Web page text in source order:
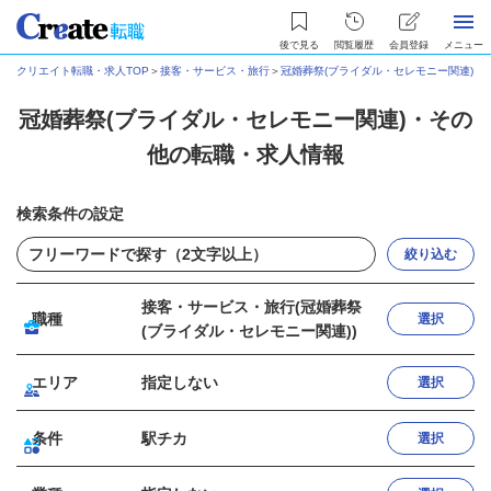
後で見る 閲覧履歴 会員登録 メニュー
クリエイト転職・求人TOP ＞接客・サービス・旅行＞冠婚葬祭(ブライダル・セレモニー関連)
冠婚葬祭(ブライダル・セレモニー関連)・その
他の転職・求人情報
検索条件の設定
絞り込む
職種
接客・サービス・旅行(冠婚葬祭
(ブライダル・セレモニー関連))
選択
エリア 指定しない 選択
条件 駅チカ 選択